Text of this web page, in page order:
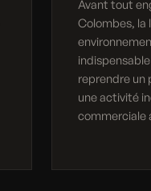
Avant tout
Colombes, la
reprendre un
une activité
commerciale